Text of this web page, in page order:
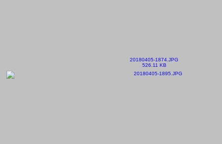
20180405-1874.JPG
526.11 KB